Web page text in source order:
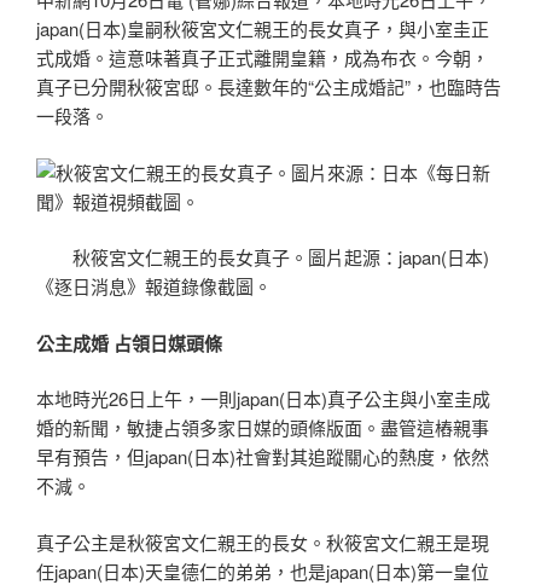
japan(日本)皇嗣秋筱宮文仁親王的長女真子，與小室圭正
式成婚。這意味著真子正式離開皇籍，成為布衣。今朝，
真子已分開秋筱宮邸。長達數年的“公主成婚記”，也臨時告
一段落。
秋筱宮文仁親王的長女真子。圖片起源：japan(日本)
《逐日消息》報道錄像截圖。
公主成婚 占領日媒頭條
本地時光26日上午，一則japan(日本)真子公主與小室圭成
婚的新聞，敏捷占領多家日媒的頭條版面。盡管這樁親事
早有預告，但japan(日本)社會對其追蹤關心的熱度，依然
不減。
真子公主是秋筱宮文仁親王的長女。秋筱宮文仁親王是現
任japan(日本)天皇德仁的弟弟，也是japan(日本)第一皇位